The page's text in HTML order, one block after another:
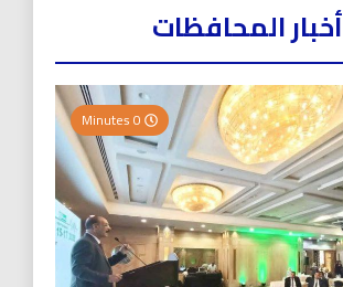
أخبار المحافظات